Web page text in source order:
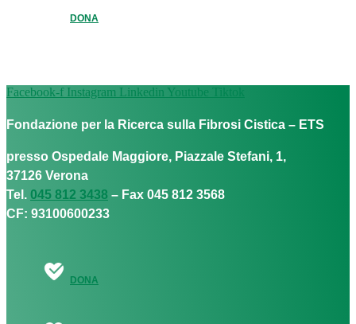
DONA
Facebook-f Instagram Linkedin Youtube Tiktok
Fondazione per la Ricerca sulla Fibrosi Cistica – ETS
presso Ospedale Maggiore, Piazzale Stefani, 1,
37126 Verona
Tel. 045 812 3438 – Fax 045 812 3568
CF: 93100600233
DONA